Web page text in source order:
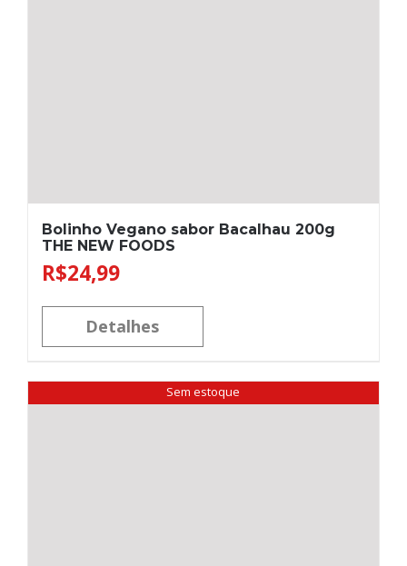
Bolinho Vegano sabor Bacalhau 200g
THE NEW FOODS
R$24,99
Detalhes
Sem estoque